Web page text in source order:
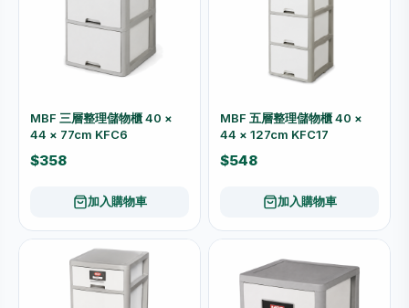
MBF 三層整理儲物櫃 40 ×
44 × 77cm KFC6
$358
加入購物車
MBF 五層整理儲物櫃 40 ×
44 × 127cm KFC17
$548
加入購物車